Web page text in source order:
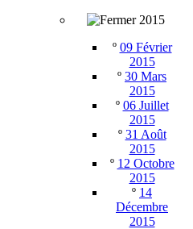
2015
º 09 Février
2015
º 30 Mars
2015
º 06 Juillet
2015
º 31 Août
2015
º 12 Octobre
2015
º 14
Décembre
2015